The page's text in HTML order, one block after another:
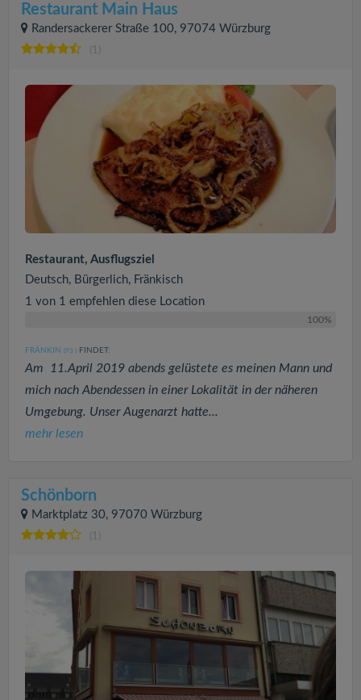
Restaurant Main Haus
Randersackerer Straße 100, 97074 Würzburg
(1)
Restaurant, Ausflugsziel
Deutsch, Bürgerlich, Fränkisch
1 von 1 empfehlen diese Location
100%
FRÄNKIN (93 ) FINDET:
Am 11.April 2019 abends gelüstete es meinen Mann und
mich nach Abendessen in einer Lokalität in der näheren
Umgebung. Unser Augenarzt hatte...
mehr lesen
Schönborn
Marktplatz 30, 97070 Würzburg
(1)